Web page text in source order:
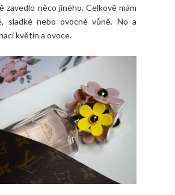
zavedlo něco jiného. Celkově mám
sladké nebo ovocné vůně. No a
květin a ovoce.